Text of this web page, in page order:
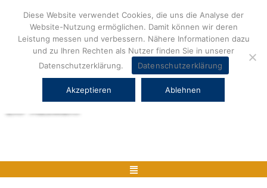
springen
Herstellerneutrale ERP Beratung und
Menü
Diese Website verwendet Cookies, die uns die Analyse der
Website-Nutzung ermöglichen. Damit können wir deren
Leistung messen und verbessern. Nähere Informationen dazu
und zu Ihren Rechten als Nutzer finden Sie in unserer
Datenschutzerklärung.
Datenschutzerklärung
Akzeptieren Ablehnen